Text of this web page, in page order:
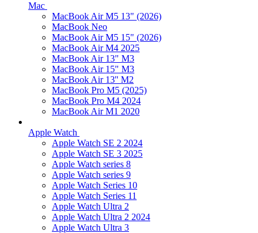
Mac
MacBook Air M5 13" (2026)
MacBook Neo
MacBook Air M5 15" (2026)
MacBook Air M4 2025
MacBook Air 13" M3
MacBook Air 15" M3
MacBook Air 13'' M2
MacBook Pro M5 (2025)
MacBook Pro M4 2024
MacBook Air M1 2020
Apple Watch
Apple Watch SE 2 2024
Apple Watch SE 3 2025
Apple Watch series 8
Apple Watch series 9
Apple Watch Series 10
Apple Watch Series 11
Apple Watch Ultra 2
Apple Watch Ultra 2 2024
Apple Watch Ultra 3